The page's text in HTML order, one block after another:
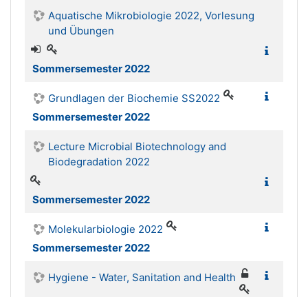
Aquatische Mikrobiologie 2022, Vorlesung
und Übungen
Sommersemester 2022
Grundlagen der Biochemie SS2022
Sommersemester 2022
Lecture Microbial Biotechnology and
Biodegradation 2022
Sommersemester 2022
Molekularbiologie 2022
Sommersemester 2022
Hygiene - Water, Sanitation and Health